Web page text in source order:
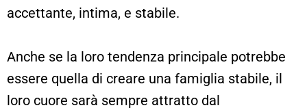
accettante, intima, e stabile.
Anche se la loro tendenza principale potrebbe
essere quella di creare una famiglia stabile, il
loro cuore sarà sempre attratto dal